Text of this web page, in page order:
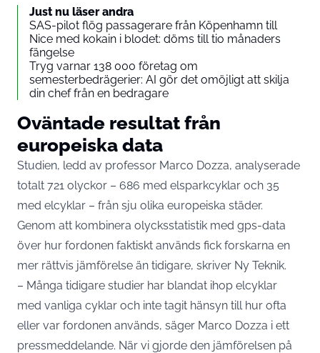
Just nu läser andra
SAS-pilot flög passagerare från Köpenhamn till
Nice med kokain i blodet: döms till tio månaders
fängelse
Tryg varnar 138 000 företag om
semesterbedrägerier: AI gör det omöjligt att skilja
din chef från en bedragare
Oväntade resultat från
europeiska data
Studien, ledd av professor Marco Dozza, analyserade
totalt 721 olyckor – 686 med elsparkcyklar och 35
med elcyklar – från sju olika europeiska städer.
Genom att kombinera olycksstatistik med gps-data
över hur fordonen faktiskt används fick forskarna en
mer rättvis jämförelse än tidigare, skriver Ny Teknik.
– Många tidigare studier har blandat ihop elcyklar
med vanliga cyklar och inte tagit hänsyn till hur ofta
eller var fordonen används, säger Marco Dozza i ett
pressmeddelande. När vi gjorde den jämförelsen på